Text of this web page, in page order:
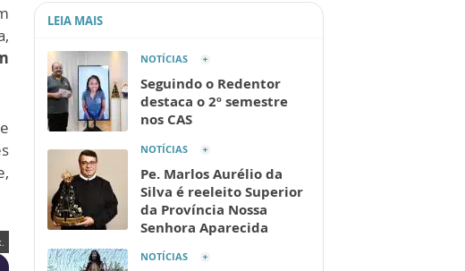
LEIA MAIS
NOTÍCIAS
Seguindo o Redentor
destaca o 2º semestre
nos CAS
NOTÍCIAS
Pe. Marlos Aurélio da
Silva é reeleito Superior
da Província Nossa
Senhora Aparecida
NOTÍCIAS